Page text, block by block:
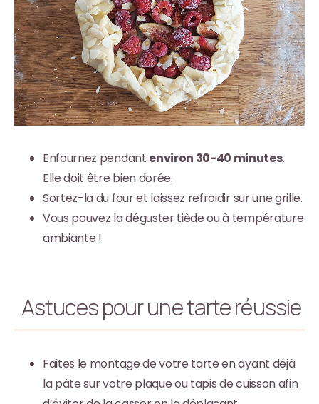
Enfournez pendant environ 30-40 minutes.
Elle doit être bien dorée.
Sortez-la du four et laissez refroidir sur une grille.
Vous pouvez la déguster tiède ou à température
ambiante !
Astuces pour une tarte réussie
Faites le montage de votre tarte en ayant déjà
la pâte sur votre plaque ou tapis de cuisson afin